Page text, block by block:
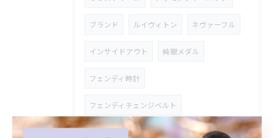
ブランド ルイヴィトン ネヴァーフル
インサイドアウト 純銀メダル
フェンディ時計
フェンディチェンジベルト
シルバーアクセサリー 御在位金貨